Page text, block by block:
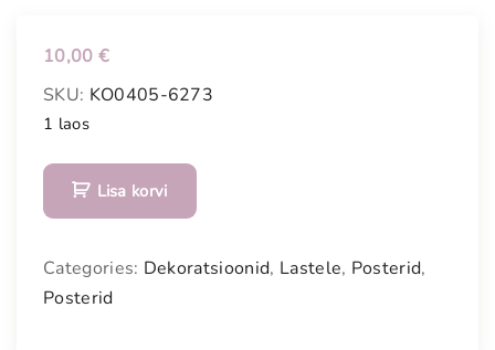
10,00 €
SKU: KO0405-6273
1 laos
P
t
e
Lisa korvi
Categories: Dekoratsioonid, Lastele, Posterid,
Posterid